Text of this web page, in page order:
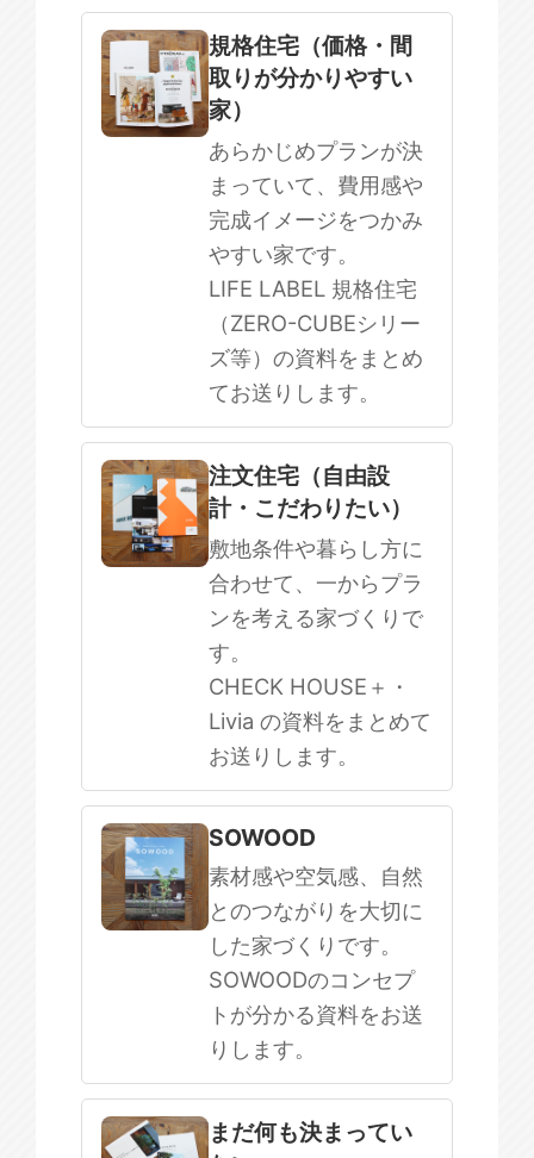
規格住宅
注文住宅
SOWOOD
まだ何も決まっていない
規格住宅（価格・間
取りが分かりやすい
家）
あらかじめプランが決
まっていて、費用感や
完成イメージをつかみ
やすい家です。
LIFE LABEL 規格住宅
（ZERO-CUBEシリー
ズ等）の資料をまとめ
てお送りします。
注文住宅（自由設
計・こだわりたい）
敷地条件や暮らし方に
合わせて、一からプラ
ンを考える家づくりで
す。
CHECK HOUSE＋・
Livia の資料をまとめて
お送りします。
SOWOOD
素材感や空気感、自然
とのつながりを大切に
した家づくりです。
SOWOODのコンセプ
トが分かる資料をお送
りします。
まだ何も決まってい